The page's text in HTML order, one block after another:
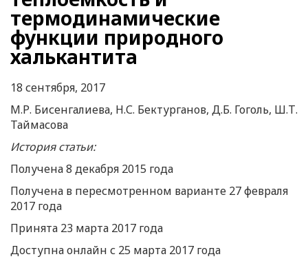
термодинамические
функции природного
халькантита
18 сентября, 2017
М.Р. Бисенгалиева, Н.С. Бектурганов, Д.Б. Гоголь, Ш.Т.
Таймасова
История статьи:
Получена 8 декабря 2015 года
Получена в пересмотренном варианте 27 февраля
2017 года
Принята 23 марта 2017 года
Доступна онлайн с 25 марта 2017 года